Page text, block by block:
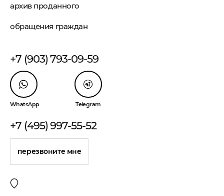
архив проданного
обращения граждан
+7 (903) 793-09-59
WhatsApp Telegram
+7 (495) 997-55-52
перезвоните мне